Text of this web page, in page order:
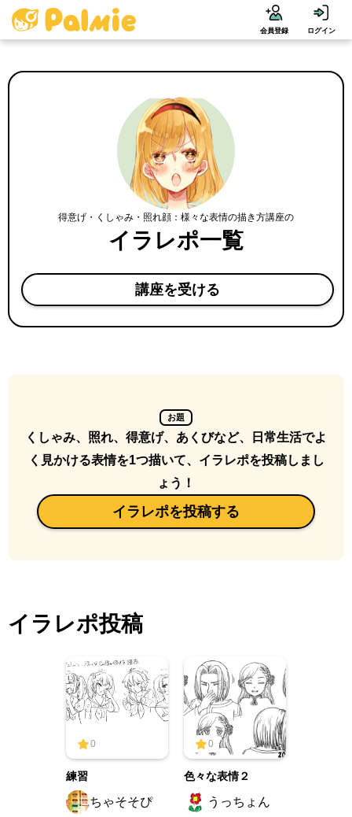
会員登録 ログイン
得意げ・くしゃみ・照れ顔：様々な表情の描き方講座の
イラレポ一覧
講座を受ける
お題
くしゃみ、照れ、得意げ、あくびなど、日常生活でよ
く見かける表情を1つ描いて、イラレポを投稿しまし
ょう！
イラレポを投稿する
イラレポ投稿
0
練習
ちゃそそぴ
0
色々な表情２
うっちょん